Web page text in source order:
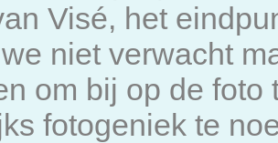
Visé, het
niet verwacht
om bij op de
fotogeniek te